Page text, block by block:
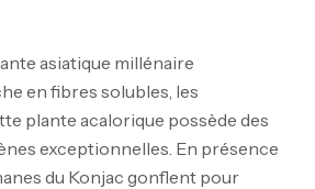
asiatique millénaire
en fibres solubles, les
plante acalorique possède des
exceptionnelles. En présence
du Konjac gonflent pour